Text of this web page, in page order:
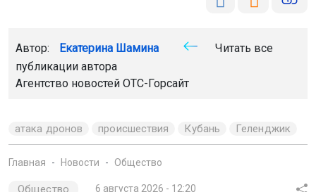
Автор: Екатерина Шамина
Читать все
публикации автора
Агентство новостей ОТС-Горсайт
атака дронов происшествия Кубань Геленджик
Главная Новости Общество
Общество 6 августа 2026 - 12:20